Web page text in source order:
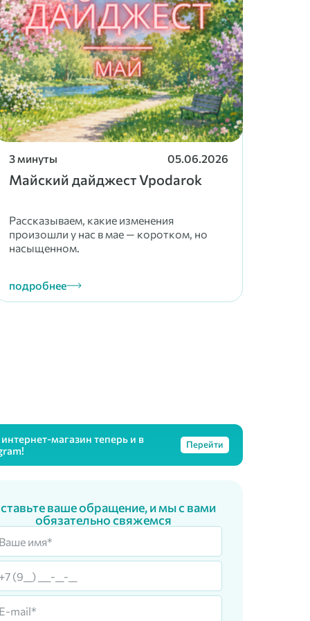
3 минуты 05.06.2026
Майский дайджест Vpodarok
Рассказываем, какие изменения
произошли у нас в мае — коротком, но
насыщенном.
подробнее
магазин теперь и в
Перейти
ваше обращение, и мы с вами
обязательно свяжемся